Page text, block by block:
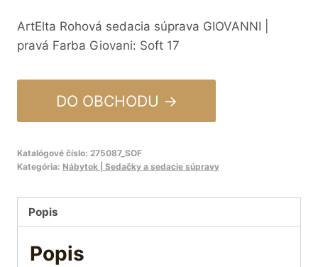
ArtElta Rohová sedacia súprava GIOVANNI |
pravá Farba Giovani: Soft 17
DO OBCHODU →
Katalógové číslo: 275087_SOF
Kategória: Nábytok | Sedačky a sedacie súpravy
Popis
Popis